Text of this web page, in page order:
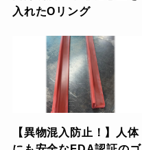
入れたOリング
【異物混入防止！】人体